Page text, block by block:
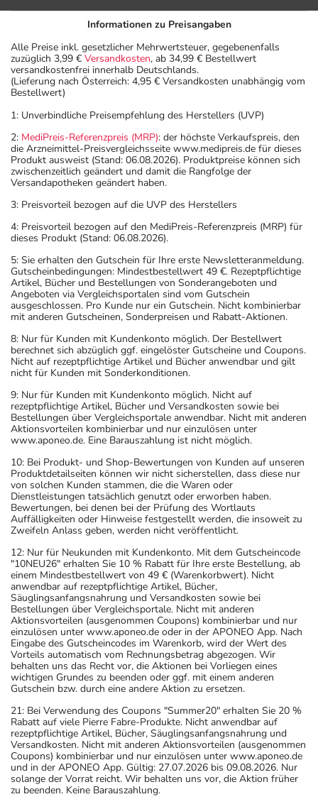
Informationen zu Preisangaben
Alle Preise inkl. gesetzlicher Mehrwertsteuer, gegebenenfalls
zuzüglich 3,99 € Versandkosten, ab 34,99 € Bestellwert
versandkostenfrei innerhalb Deutschlands.
(Lieferung nach Österreich: 4,95 € Versandkosten unabhängig vom
Bestellwert)
1: Unverbindliche Preisempfehlung des Herstellers (UVP)
2: MediPreis-Referenzpreis (MRP): der höchste Verkaufspreis, den
die Arzneimittel-Preisvergleichsseite www.medipreis.de für dieses
Produkt ausweist (Stand: 06.08.2026). Produktpreise können sich
zwischenzeitlich geändert und damit die Rangfolge der
Versandapotheken geändert haben.
3: Preisvorteil bezogen auf die UVP des Herstellers
4: Preisvorteil bezogen auf den MediPreis-Referenzpreis (MRP) für
dieses Produkt (Stand: 06.08.2026).
5: Sie erhalten den Gutschein für Ihre erste Newsletteranmeldung.
Gutscheinbedingungen: Mindestbestellwert 49 €. Rezeptpflichtige
Artikel, Bücher und Bestellungen von Sonderangeboten und
Angeboten via Vergleichsportalen sind vom Gutschein
ausgeschlossen. Pro Kunde nur ein Gutschein. Nicht kombinierbar
mit anderen Gutscheinen, Sonderpreisen und Rabatt-Aktionen.
8: Nur für Kunden mit Kundenkonto möglich. Der Bestellwert
berechnet sich abzüglich ggf. eingelöster Gutscheine und Coupons.
Nicht auf rezeptpflichtige Artikel und Bücher anwendbar und gilt
nicht für Kunden mit Sonderkonditionen.
9: Nur für Kunden mit Kundenkonto möglich. Nicht auf
rezeptpflichtige Artikel, Bücher und Versandkosten sowie bei
Bestellungen über Vergleichsportale anwendbar. Nicht mit anderen
Aktionsvorteilen kombinierbar und nur einzulösen unter
www.aponeo.de. Eine Barauszahlung ist nicht möglich.
10: Bei Produkt- und Shop-Bewertungen von Kunden auf unseren
Produktdetailseiten können wir nicht sicherstellen, dass diese nur
von solchen Kunden stammen, die die Waren oder
Dienstleistungen tatsächlich genutzt oder erworben haben.
Bewertungen, bei denen bei der Prüfung des Wortlauts
Auffälligkeiten oder Hinweise festgestellt werden, die insoweit zu
Zweifeln Anlass geben, werden nicht veröffentlicht.
12: Nur für Neukunden mit Kundenkonto. Mit dem Gutscheincode
"10NEU26" erhalten Sie 10 % Rabatt für Ihre erste Bestellung, ab
einem Mindestbestellwert von 49 € (Warenkorbwert). Nicht
anwendbar auf rezeptpflichtige Artikel, Bücher,
Säuglingsanfangsnahrung und Versandkosten sowie bei
Bestellungen über Vergleichsportale. Nicht mit anderen
Aktionsvorteilen (ausgenommen Coupons) kombinierbar und nur
einzulösen unter www.aponeo.de oder in der APONEO App. Nach
Eingabe des Gutscheincodes im Warenkorb, wird der Wert des
Vorteils automatisch vom Rechnungsbetrag abgezogen. Wir
behalten uns das Recht vor, die Aktionen bei Vorliegen eines
wichtigen Grundes zu beenden oder ggf. mit einem anderen
Gutschein bzw. durch eine andere Aktion zu ersetzen.
21: Bei Verwendung des Coupons "Summer20" erhalten Sie 20 %
Rabatt auf viele Pierre Fabre-Produkte. Nicht anwendbar auf
rezeptpflichtige Artikel, Bücher, Säuglingsanfangsnahrung und
Versandkosten. Nicht mit anderen Aktionsvorteilen (ausgenommen
Coupons) kombinierbar und nur einzulösen unter www.aponeo.de
und in der APONEO App. Gültig: 27.07.2026 bis 09.08.2026. Nur
solange der Vorrat reicht. Wir behalten uns vor, die Aktion früher
zu beenden. Keine Barauszahlung.